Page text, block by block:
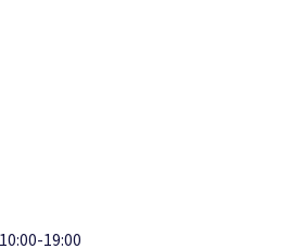
19:00